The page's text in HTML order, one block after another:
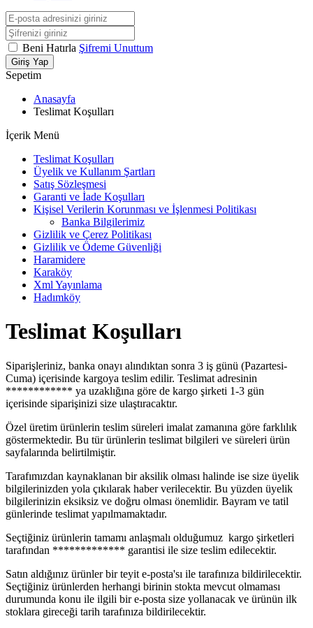
Beni Hatırla Şifremi Unuttum
Giriş Yap
Sepetim
Anasayfa
Teslimat Koşulları
İçerik Menü
Teslimat Koşulları
Üyelik ve Kullanım Şartları
Satış Sözleşmesi
Garanti ve İade Koşulları
Kişisel Verilerin Korunması ve İşlenmesi Politikası
Banka Bilgilerimiz
Gizlilik ve Çerez Politikası
Gizlilik ve Ödeme Güvenliği
Haramidere
Karaköy
Xml Yayınlama
Hadımköy
Teslimat Koşulları
Siparişleriniz, banka onayı alındıktan sonra 3 iş günü (Pazartesi-
Cuma) içerisinde kargoya teslim edilir. Teslimat adresinin
************ ya uzaklığına göre de kargo şirketi 1-3 gün
içerisinde siparişinizi size ulaştıracaktır.
Özel üretim ürünlerin teslim süreleri imalat zamanına göre farklılık
göstermektedir. Bu tür ürünlerin teslimat bilgileri ve süreleri ürün
sayfalarında belirtilmiştir.
Tarafımızdan kaynaklanan bir aksilik olması halinde ise size üyelik
bilgilerinizden yola çıkılarak haber verilecektir. Bu yüzden üyelik
bilgilerinizin eksiksiz ve doğru olması önemlidir. Bayram ve tatil
günlerinde teslimat yapılmamaktadır.
Seçtiğiniz ürünlerin tamamı anlaşmalı olduğumuz kargo şirketleri
tarafından ************* garantisi ile size teslim edilecektir.
Satın aldığınız ürünler bir teyit e-posta'sı ile tarafınıza bildirilecektir.
Seçtiğiniz ürünlerden herhangi birinin stokta mevcut olmaması
durumunda konu ile ilgili bir e-posta size yollanacak ve ürünün ilk
stoklara gireceği tarih tarafınıza bildirilecektir.